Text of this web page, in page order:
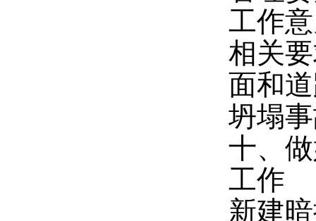
工作
相关
面和
坍塌
十、
工作
新建